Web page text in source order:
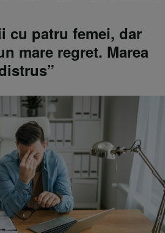
cu patru femei, dar
mare regret. Marea